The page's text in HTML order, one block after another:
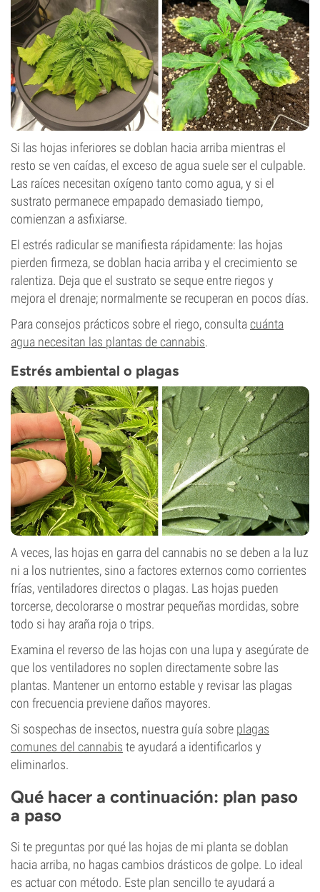
Si las hojas inferiores se doblan hacia arriba mientras el
resto se ven caídas, el exceso de agua suele ser el culpable.
Las raíces necesitan oxígeno tanto como agua, y si el
sustrato permanece empapado demasiado tiempo,
comienzan a asfixiarse.
El estrés radicular se manifiesta rápidamente: las hojas
pierden firmeza, se doblan hacia arriba y el crecimiento se
ralentiza. Deja que el sustrato se seque entre riegos y
mejora el drenaje; normalmente se recuperan en pocos días.
Para consejos prácticos sobre el riego, consultacuánta
agua necesitan las plantas de cannabis.
Estrés ambiental o plagas
A veces, las hojas en garra del cannabis no se deben a la luz
ni a los nutrientes, sino a factores externos como corrientes
frías, ventiladores directos o plagas. Las hojas pueden
torcerse, decolorarse o mostrar pequeñas mordidas, sobre
todo si hay araña roja o trips.
Examina el reverso de las hojas con una lupa y asegúrate de
que los ventiladores no soplen directamente sobre las
plantas. Mantener un entorno estable y revisar las plagas
con frecuencia previene daños mayores.
Si sospechas de insectos, nuestra guía sobre plagas
comunes del cannabis te ayudará a identificarlos y
eliminarlos.
Qué hacer a continuación: plan paso
a paso
Si te preguntas por qué las hojas de mi planta se doblan
hacia arriba, no hagas cambios drásticos de golpe. Lo ideal
es actuar con método. Este plan sencillo te ayudará a